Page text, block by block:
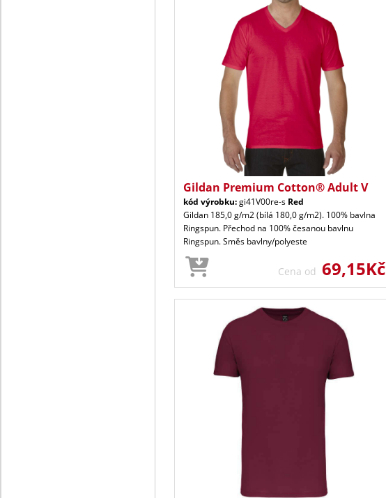
Gildan Premium Cotton® Adult V
kód výrobku:gi41V00re-s Red
Gildan 185,0 g/m2 (bílá 180,0 g/m2). 100% bavlna
Ringspun. Přechod na 100% česanou bavlnu
Ringspun. Směs bavlny/polyeste
Cena od 69,15Kč